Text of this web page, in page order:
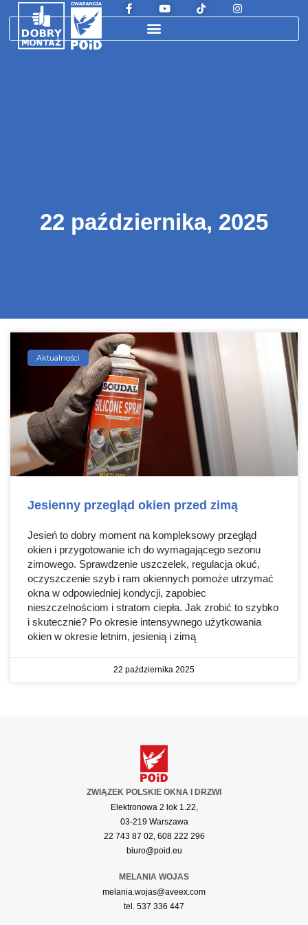
22 października, 2025
Aktualności
Jesienny przegląd okien przed zimą
Jesień to dobry moment na kompleksowy przegląd
okien i przygotowanie ich do wymagającego sezonu
zimowego. Sprawdzenie uszczelek, regulacja okuć,
oczyszczenie szyb i ram okiennych pomoże utrzymać
okna w odpowiedniej kondycji, zapobiec
nieszczelnościom i stratom ciepła. Jak zrobić to szybko
i skutecznie? Po okresie intensywnego użytkowania
okien w okresie letnim, jesienią i zimą
22 października 2025
ZWIĄZEK POLSKIE OKNA I DRZWI
Elektronowa 2 lok 1.22,
03-219 Warszawa
22 743 87 02, 608 222 296
biuro@poid.eu
MELANIA WOJAS
melania.wojas@aveex.com
tel. 537 336 447